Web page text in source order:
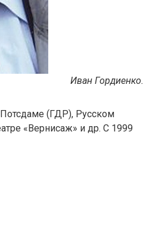
Иван Гордиенко.
(ГДР), Русском
«Вернисаж» и др. С 1999